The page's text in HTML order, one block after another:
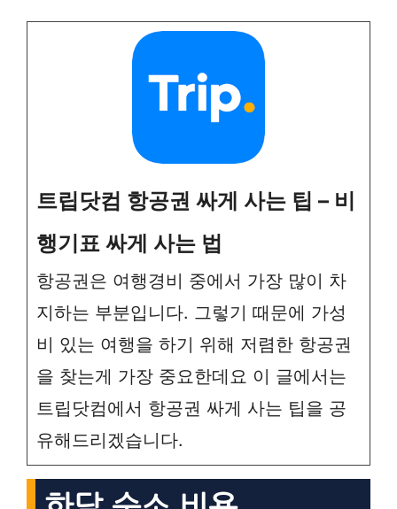
트립닷컴 항공권 싸게 사는 팁 – 비
행기표 싸게 사는 법
항공권은 여행경비 중에서 가장 많이 차
지하는 부분입니다. 그렇기 때문에 가성
비 있는 여행을 하기 위해 저렴한 항공권
을 찾는게 가장 중요한데요 이 글에서는
트립닷컴에서 항공권 싸게 사는 팁을 공
유해드리겠습니다.